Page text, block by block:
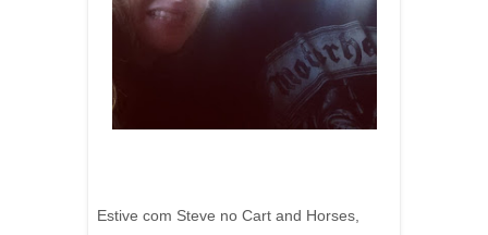
Estive com Steve no Cart and Horses,